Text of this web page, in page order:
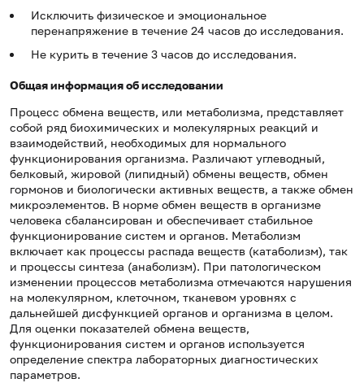
Исключить физическое и эмоциональное
перенапряжение в течение 24 часов до исследования.
Не курить в течение 3 часов до исследования.
Общая информация об исследовании
Процесс обмена веществ, или метаболизма, представляет
собой ряд биохимических и молекулярных реакций и
взаимодействий, необходимых для нормального
функционирования организма. Различают углеводный,
белковый, жировой (липидный) обмены веществ, обмен
гормонов и биологически активных веществ, а также обмен
микроэлементов. В норме обмен веществ в организме
человека сбалансирован и обеспечивает стабильное
функционирование систем и органов. Метаболизм
включает как процессы распада веществ (катаболизм), так
и процессы синтеза (анаболизм). При патологическом
изменении процессов метаболизма отмечаются нарушения
на молекулярном, клеточном, тканевом уровнях с
дальнейшей дисфункцией органов и организма в целом.
Для оценки показателей обмена веществ,
функционирования систем и органов используется
определение спектра лабораторных диагностических
параметров.